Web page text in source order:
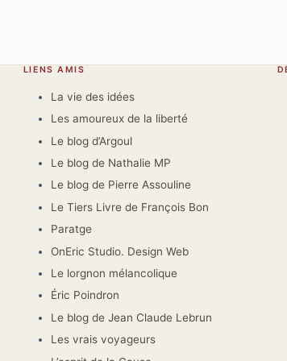
LIENS AMIS
La vie des idées
Les amoureux de la liberté
Le blog d’Argoul
Le blog de Nathalie MP
Le blog de Pierre Assouline
Le Tiers Livre de François Bon
Paratge
OnEric Studio. Design Web
Le lorgnon mélancolique
Éric Poindron
Le blog de Jean Claude Lebrun
Les vrais voyageurs